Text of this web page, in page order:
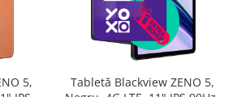
5,
Tabletă Blackview ZENO 5,